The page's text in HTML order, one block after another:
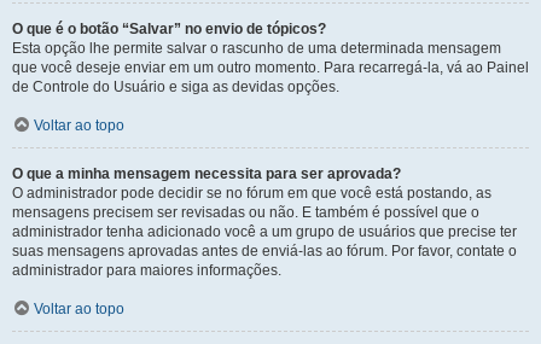
O que é o botão “Salvar” no envio de tópicos?
Esta opção lhe permite salvar o rascunho de uma determinada mensagem
que você deseje enviar em um outro momento. Para recarregá-la, vá ao Painel
de Controle do Usuário e siga as devidas opções.
Voltar ao topo
O que a minha mensagem necessita para ser aprovada?
O administrador pode decidir se no fórum em que você está postando, as
mensagens precisem ser revisadas ou não. E também é possível que o
administrador tenha adicionado você a um grupo de usuários que precise ter
suas mensagens aprovadas antes de enviá-las ao fórum. Por favor, contate o
administrador para maiores informações.
Voltar ao topo